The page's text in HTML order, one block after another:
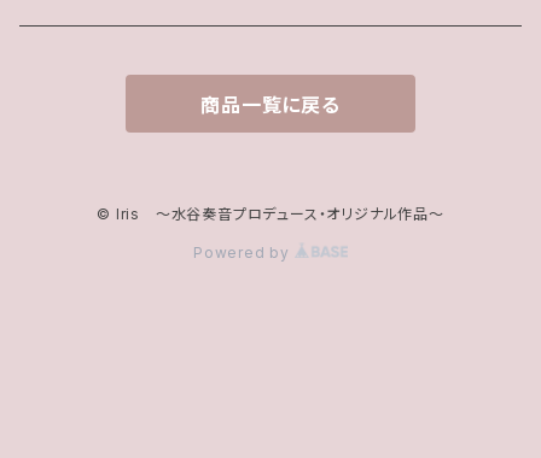
商品一覧に戻る
© Iris ～水谷奏音プロデュース・オリジナル作品～
Powered by